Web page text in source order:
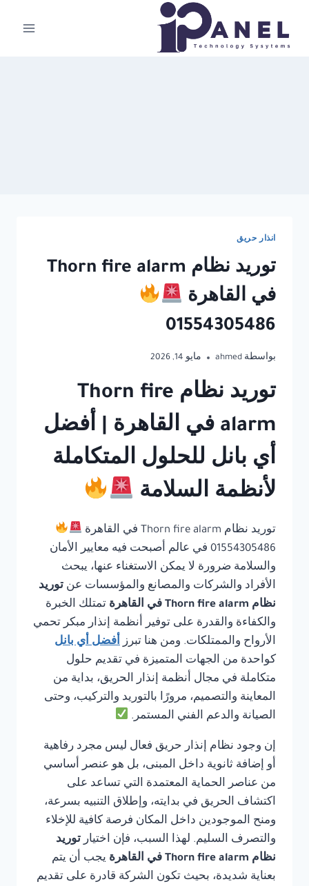
المحتوى
انذار حريق
توريد نظام Thorn fire alarm
في القاهرة
01554305486
بواسطة ahmed مايو 14, 2026
توريد نظام Thorn fire
alarm في القاهرة | أفضل
أي بانل للحلول المتكاملة
لأنظمة السلامة
توريد نظام Thorn fire alarm في القاهرة
01554305486 في عالم أصبحت فيه معايير الأمان
والسلامة ضرورة لا يمكن الاستغناء عنها، يبحث
الأفراد والشركات والمصانع والمؤسسات عن توريد
نظام Thorn fire alarm في القاهرة
تمتلك الخبرة
والكفاءة والقدرة على توفير أنظمة إنذار مبكر تحمي
الأرواح والممتلكات. ومن هنا تبرز أفضل أي بانل
كواحدة من الجهات المتميزة في تقديم حلول
متكاملة في مجال أنظمة إنذار الحريق، بداية من
المعاينة والتصميم، مرورًا بالتوريد والتركيب، وحتى
الصيانة والدعم الفني المستمر.
إن وجود نظام إنذار حريق فعال ليس مجرد رفاهية
أو إضافة ثانوية داخل المبنى، بل هو عنصر أساسي
من عناصر الحماية المعتمدة التي تساعد على
اكتشاف الحريق في بدايته، وإطلاق التنبيه بسرعة،
ومنح الموجودين داخل المكان فرصة كافية للإخلاء
والتصرف السليم. لهذا السبب، فإن اختيار توريد
نظام Thorn fire alarm في القاهرة
يجب أن يتم
بعناية شديدة، بحيث تكون الشركة قادرة على تقديم